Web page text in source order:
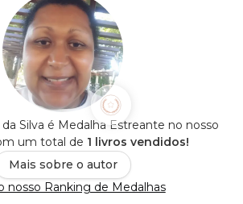
da Silva é Medalha Estreante no nosso
um total de 1 livros vendidos!
Mais sobre o autor
nosso Ranking de Medalhas